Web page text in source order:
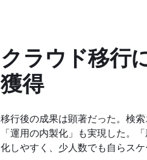
クラウド移行
獲得
移行後の成果は顕著だった。検
「運用の内製化」も実現した。
化しやすく、少人数でも自らス